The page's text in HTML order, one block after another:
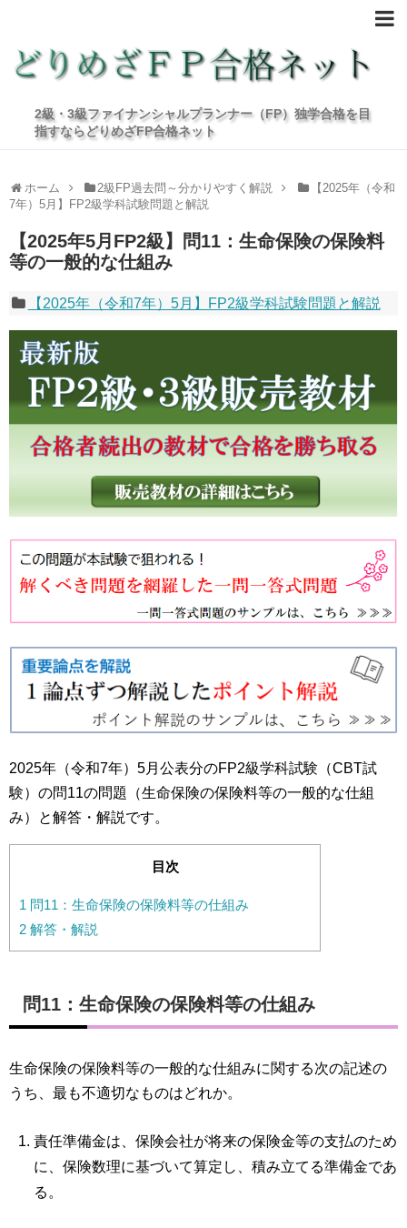
2級・3級ファイナンシャルプランナー（FP）独学合格を目
指すならどりめざFP合格ネット
ホーム 2級FP過去問～分かりやすく解説
【2025年（令和
7年）5月】FP2級学科試験問題と解説
【2025年5月FP2級】問11：生命保険の保険料
等の一般的な仕組み
【2025年（令和7年）5月】FP2級学科試験問題と解説
2025年（令和7年）5月公表分のFP2級学科試験（CBT試
験）の問11の問題（生命保険の保険料等の一般的な仕組
み）と解答・解説です。
目次
1 問11：生命保険の保険料等の仕組み
2 解答・解説
問11：生命保険の保険料等の仕組み
生命保険の保険料等の一般的な仕組みに関する次の記述の
うち、最も不適切なものはどれか。
責任準備金は、保険会社が将来の保険金等の支払のため
に、保険数理に基づいて算定し、積み立てる準備金であ
る。